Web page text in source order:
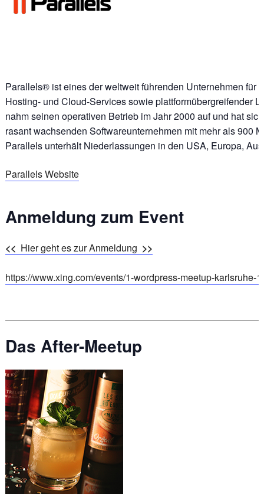
Parallels® ist eines der weltweit führenden Unternehmen für
Hosting- und Cloud-Services sowie plattformübergreifender
nahm seinen operativen Betrieb im Jahr 2000 auf und hat
rasant wachsenden Softwareunternehmen mit mehr als 900
Parallels unterhält Niederlassungen in den USA, Europa,
Parallels Website
Anmeldung zum Event
<< Hier geht es zur Anmeldung >>
https://www.xing.com/events/1-wordpress-meetup-karlsruhe-
Das After-Meetup